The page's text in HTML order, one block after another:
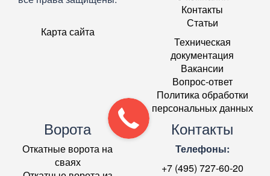
Карта сайта
Контакты
Статьи
Техническая
документация
Вакансии
Вопрос-ответ
Политика обработки
персональных данных
Ворота
Откатные ворота на
сваях
Контакты
Телефоны:
+7 (495) 727-60-20